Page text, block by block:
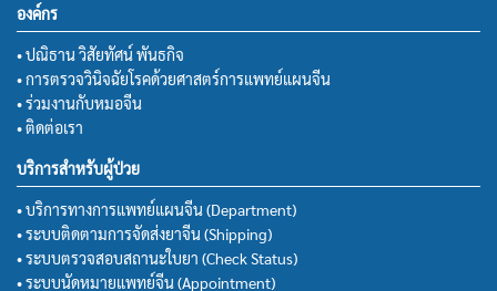
องค์กร
• ปณิธาน วิสัยทัศน์ พันธกิจ
• การตรวจวินิจฉัยโรคด้วยศาสตร์การแพทย์แผนจีน
• ร่วมงานกับหมอจีน
• ติดต่อเรา
บริการสำหรับผู้ป่วย
• บริการทางการแพทย์แผนจีน (Department)
• ระบบติดตามการจัดส่งยาจีน (Shipping)
• ระบบตรวจสอบสถานะใบยา (Check Status)
• ระบบนัดหมายแพทย์จีน (Appointment)